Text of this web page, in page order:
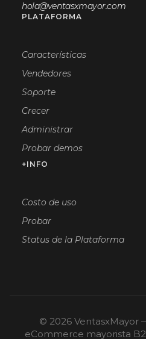
hola@ventasxmayor.com
PLATAFORMA
Características
Vendedores
Soporte
Crecer
Administrar
Probar demos
+INFO
Costo de uso
Probar
Status de la Plataforma
© 2026 VentasxMayor
eCommerce mayorista